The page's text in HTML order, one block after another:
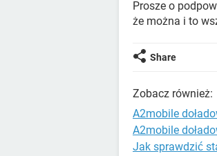
Prosze o
że można i to
Share
Zobacz również:
A2mobile
A2mobile
Jak sprawdzić